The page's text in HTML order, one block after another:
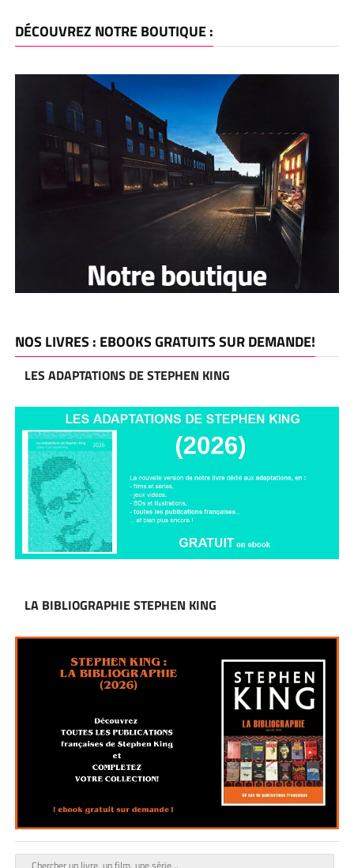
DÉCOUVREZ NOTRE BOUTIQUE :
NOS LIVRES : EBOOKS GRATUITS SUR DEMANDE!
LES ADAPTATIONS DE STEPHEN KING
LA BIBLIOGRAPHIE STEPHEN KING